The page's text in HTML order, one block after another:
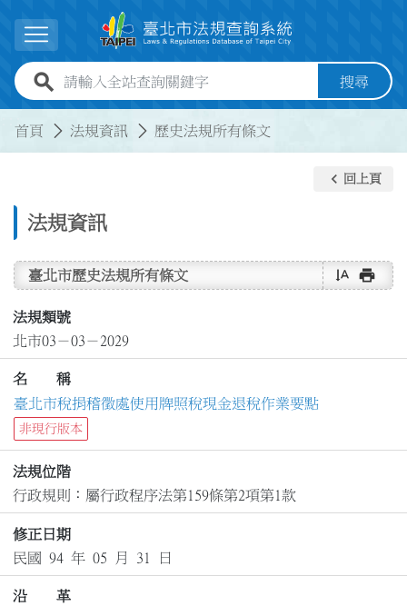
展開選單
全站查詢關鍵字欄位 搜尋
首頁 法規資訊 歷史法規所有條文
法規資訊
keyboard_arrow_left 回上頁
臺北市歷史法規所有條文 text_rotate_vertical print
法規類號
北市03－03－2029
名 稱
臺北市稅捐稽徵處使用牌照稅現金退稅作業要點
非現行版本
法規位階
行政規則：屬行政程序法第159條第2項第1款
修正日期
民國 94 年 05 月 31 日
沿 革